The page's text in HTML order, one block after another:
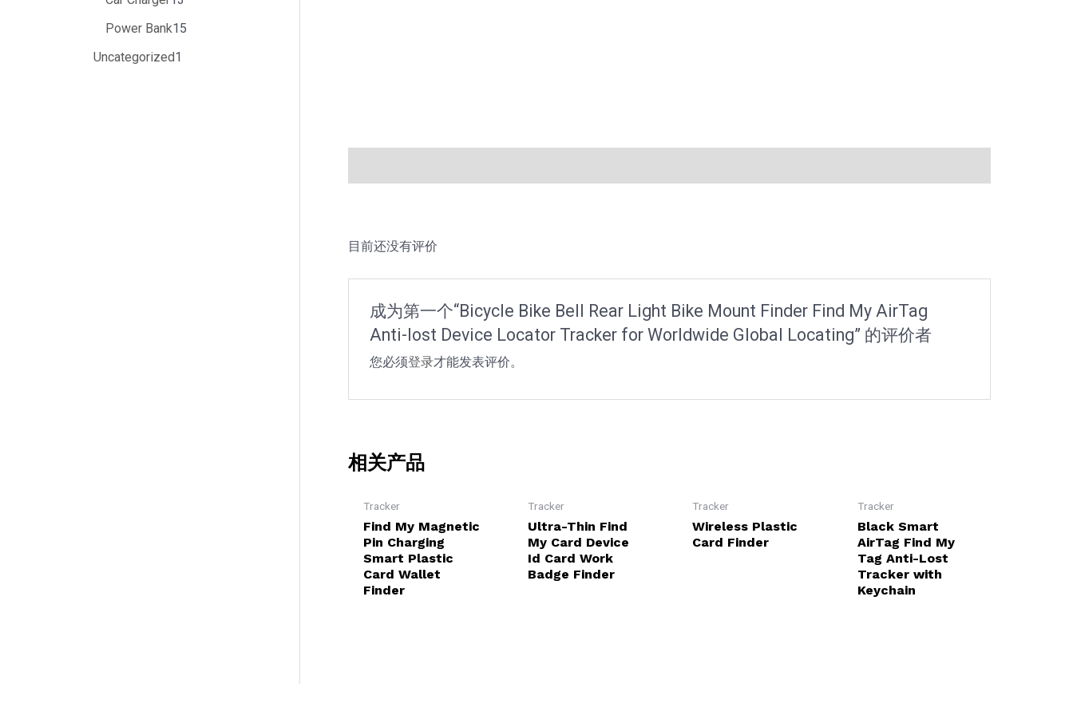
Power Bank15
Uncategorized1
目前还没有评价
成为第一个“Bicycle Bike Bell Rear Light Bike Mount Finder Find My AirTag
Anti-lost Device Locator Tracker for Worldwide Global Locating” 的评价者
您必须登录才能发表评价。
相关产品
Tracker
Find My Magnetic
Pin Charging
Smart Plastic
Card Wallet
Finder
Tracker
Ultra-Thin Find
My Card Device
Id Card Work
Badge Finder
Tracker
Wireless Plastic
Card Finder
Tracker
Black Smart
AirTag Find My
Tag Anti-Lost
Tracker with
Keychain